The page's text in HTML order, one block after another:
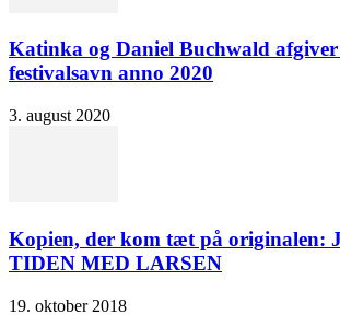
Katinka og Daniel Buchwald afgiver
festivalsavn anno 2020
3. august 2020
Kopien, der kom tæt på originalen:
TIDEN MED LARSEN
19. oktober 2018